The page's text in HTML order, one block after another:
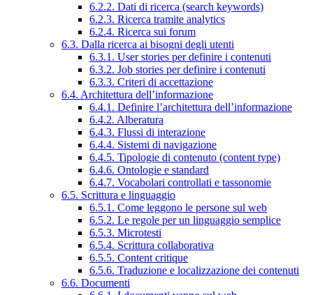
6.2.2. Dati di ricerca (search keywords)
6.2.3. Ricerca tramite analytics
6.2.4. Ricerca sui forum
6.3. Dalla ricerca ai bisogni degli utenti
6.3.1. User stories per definire i contenuti
6.3.2. Job stories per definire i contenuti
6.3.3. Criteri di accettazione
6.4. Architettura dell’informazione
6.4.1. Definire l’architettura dell’informazione
6.4.2. Alberatura
6.4.3. Flussi di interazione
6.4.4. Sistemi di navigazione
6.4.5. Tipologie di contenuto (content type)
6.4.6. Ontologie e standard
6.4.7. Vocabolari controllati e tassonomie
6.5. Scrittura e linguaggio
6.5.1. Come leggono le persone sul web
6.5.2. Le regole per un linguaggio semplice
6.5.3. Microtesti
6.5.4. Scrittura collaborativa
6.5.5. Content critique
6.5.6. Traduzione e localizzazione dei contenuti
6.6. Documenti